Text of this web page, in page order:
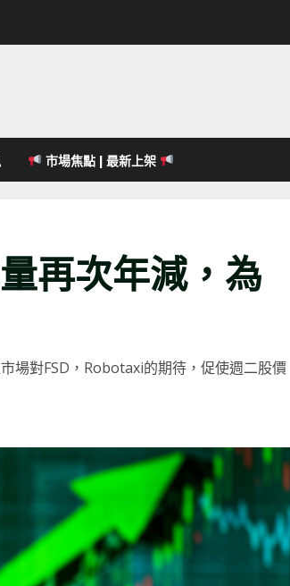
市場焦點 | 最新上架
再次年減，為
場對FSD，Robotaxi的期待，促使週二股價